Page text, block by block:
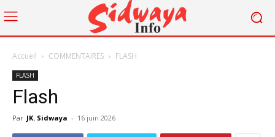
Accueil COMMENTAIRES FLASH
FLASH
Flash
Par JK. Sidwaya - 16 juin 2026